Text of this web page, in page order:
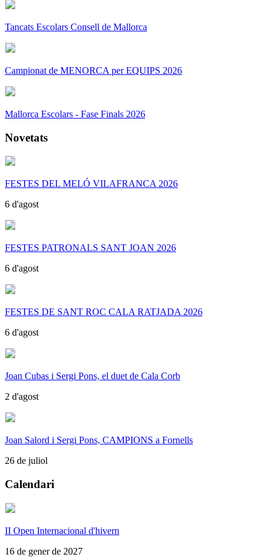
Tancats Escolars Consell de Mallorca
Campionat de MENORCA per EQUIPS 2026
Mallorca Escolars - Fase Finals 2026
Novetats
FESTES DEL MELÓ VILAFRANCA 2026
6 d'agost
FESTES PATRONALS SANT JOAN 2026
6 d'agost
FESTES DE SANT ROC CALA RATJADA 2026
6 d'agost
Joan Cubas i Sergi Pons, el duet de Cala Corb
2 d'agost
Joan Salord i Sergi Pons, CAMPIONS a Fornells
26 de juliol
Calendari
II Open Internacional d'hivern
16 de gener de 2027